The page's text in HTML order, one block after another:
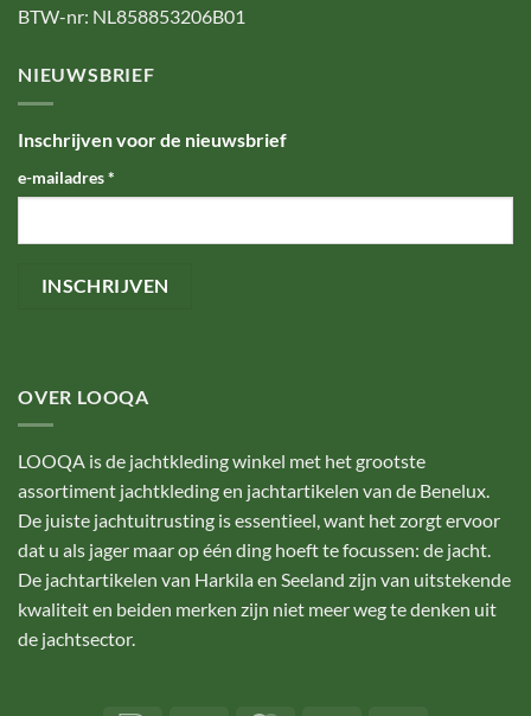
BTW-nr: NL858853206B01
NIEUWSBRIEF
Inschrijven voor de nieuwsbrief
e-mailadres*
OVER LOOQA
LOOQA is de jachtkleding winkel met het grootste
assortiment jachtkleding en jachtartikelen van de Benelux.
De juiste jachtuitrusting is essentieel, want het zorgt ervoor
dat u als jager maar op één ding hoeft te focussen: de jacht.
De jachtartikelen van Harkila en Seeland zijn van uitstekende
kwaliteit en beiden merken zijn niet meer weg te denken uit
de jachtsector.